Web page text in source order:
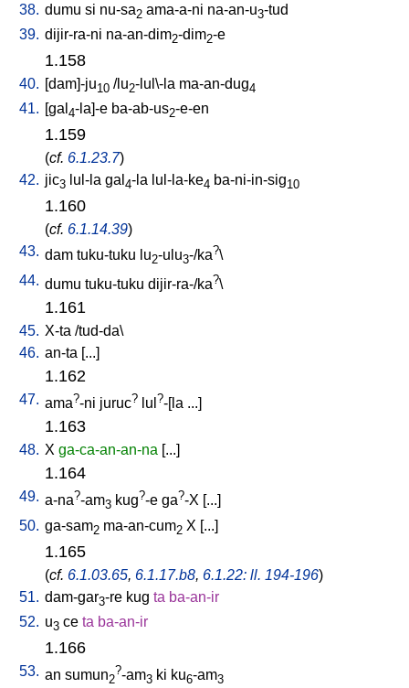
38. dumu si nu-sa2 ama-a-ni na-an-u3-tud
39. dijir-ra-ni na-an-dim2-dim2-e
1.158
40. [dam]-ju10 /lu2-lul\-la ma-an-dug4
41. [gal 4-la]-e ba-ab-us2-e-en
1.159
(cf. 6.1.23.7)
42. jic3 lul-la gal 4-la lul-la-ke4 ba-ni-in-sig10
1.160
(cf. 6.1.14.39)
43. dam tuku-tuku lu2-ulu3-/ka?\
44. dumu tuku-tuku dijir-ra-/ka?\
1.161
45. X-ta /tud-da\
46. an-ta [...]
1.162
47. ama?-ni juruc? lul ?-[la ...]
1.163
48. X ga-ca-an-an-na [...]
1.164
49. a-na?-am3 kug?-e ga?-X [...]
50. ga-sam2 ma-an-cum2 X [...]
1.165
(cf. 6.1.03.65, 6.1.17.b8, 6.1.22: ll. 194-196)
51. dam-gar3-re kug ta ba-an-ir
52. u3 ce ta ba-an-ir
1.166
53. an sumun2
?-am3 ki ku6-am3